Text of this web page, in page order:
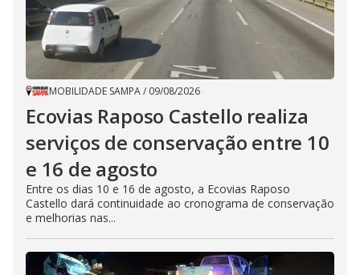
MOBILIDADE SAMPA/ 09/08/2026
Ecovias Raposo Castello realiza
serviços de conservação entre 10
e 16 de agosto
Entre os dias 10 e 16 de agosto, a Ecovias Raposo
Castello dará continuidade ao cronograma de conservação
e melhorias nas...